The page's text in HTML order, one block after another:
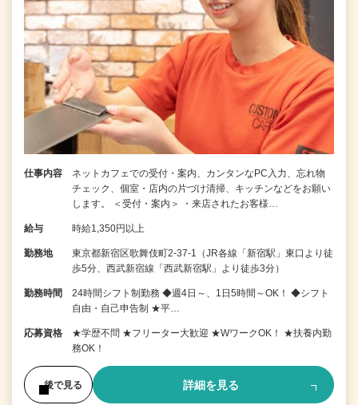
仕事内容
ネットカフェでの受付・案内、カンタンなPC入力、忘れ物
チェック、個室・店内の片づけ清掃、キッチンなどをお願い
します。 ＜受付・案内＞ ・来店されたお客様…
給与 時給1,350円以上
勤務地
東京都新宿区歌舞伎町2-37-1（JR各線「新宿駅」東口より徒
歩5分、西武新宿線「西武新宿駅」より徒歩3分）
勤務時間
24時間シフト制勤務 ◆週4日～、1日5時間～OK！ ◆シフト
自由・自己申告制 ★平…
応募資格
★学歴不問 ★フリーター大歓迎 ★WワークOK！ ★扶養内勤
務OK！
後で見る 詳細を見る